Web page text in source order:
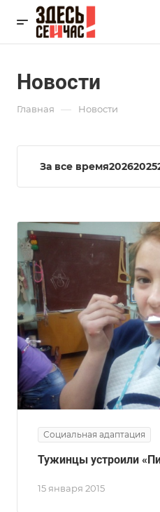
Новости
Главная — Новости
За все время20262025
Социальная адаптация
15 января 2015
Тужинцы устроили